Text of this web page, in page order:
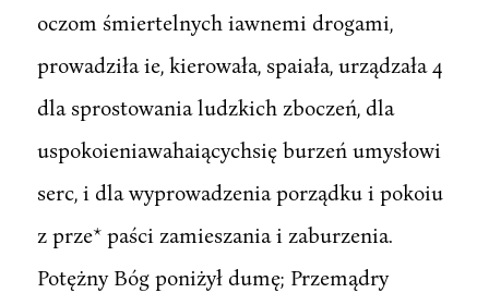
oczom śmiertelnych iawnemi drogami,
prowadziła ie, kierowała, spaiała, urządzała 4
dla sprostowania ludzkich zboczeń, dla
uspokoieniawahaiącychsię burzeń umysłowi
serc, i dla wyprowadzenia porządku i pokoiu
z prze* paści zamieszania i zaburzenia.
Potężny Bóg poniżył dumę; Przemądry